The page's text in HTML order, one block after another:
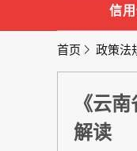
信
首页 政策法
《云
解读